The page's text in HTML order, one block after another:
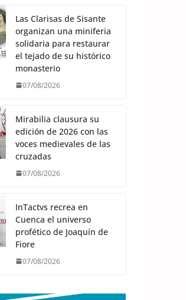
Las Clarisas de Sisante
organizan una miniferia
solidaria para restaurar
el tejado de su histórico
monasterio
07/08/2026
Mirabilia clausura su
edición de 2026 con las
voces medievales de las
cruzadas
07/08/2026
InTactvs recrea en
Cuenca el universo
profético de Joaquín de
Fiore
07/08/2026